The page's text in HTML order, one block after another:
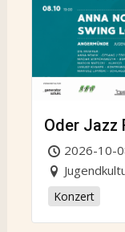
Oder Jazz
2026-10-
Konzert